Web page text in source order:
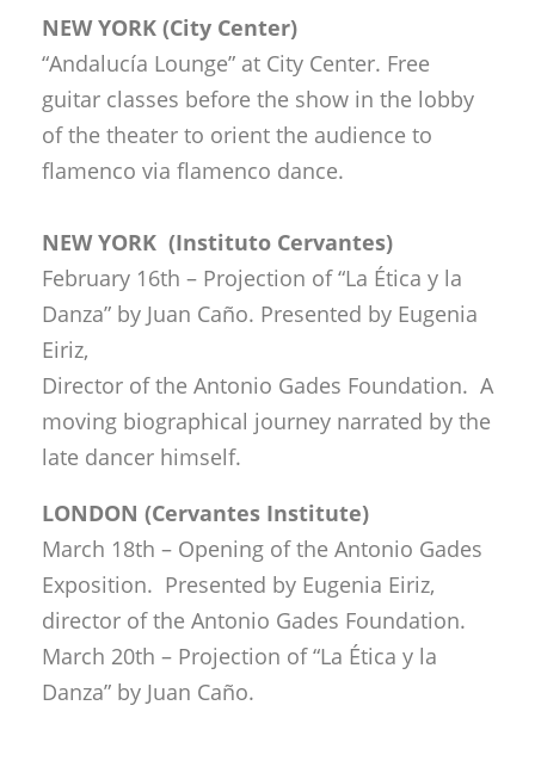
NEW YORK (City Center)
“Andalucía Lounge” at City Center. Free
guitar classes before the show in the lobby
of the theater to orient the audience to
flamenco via flamenco dance.
NEW YORK (Instituto Cervantes)
February 16th – Projection of “La Ética y la
Danza” by Juan Caño. Presented by Eugenia
Eiriz,
Director of the Antonio Gades Foundation. A
moving biographical journey narrated by the
late dancer himself.
LONDON (Cervantes Institute)
March 18th – Opening of the Antonio Gades
Exposition. Presented by Eugenia Eiriz,
director of the Antonio Gades Foundation.
March 20th – Projection of “La Ética y la
Danza” by Juan Caño.